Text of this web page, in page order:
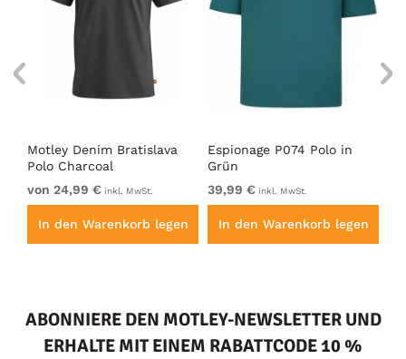
Motley Denim Bratislava
Polo Charcoal
von 24,99 € inkl. MwSt.
In den Warenkorb legen
Espionage P074 Polo in
Grün
39,99 € inkl. MwSt.
In den Warenkorb legen
ABONNIERE DEN MOTLEY-NEWSLETTER UND
ERHALTE MIT EINEM RABATTCODE 10 %